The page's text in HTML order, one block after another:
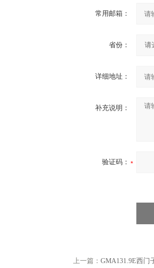
常用邮箱：
省份：
详细地址：
补充说明：
验证码：
上一篇： GMA131.9E西门